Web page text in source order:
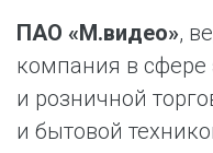
ПАО «М.видео»,
компания в
и розничной
и бытовой